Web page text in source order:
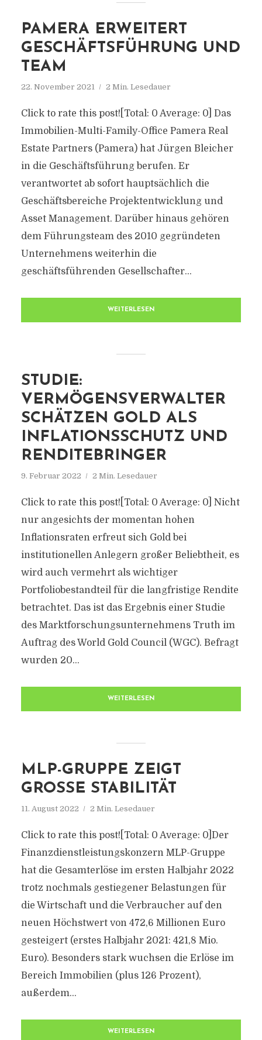
PAMERA ERWEITERT
GESCHÄFTSFÜHRUNG UND
TEAM
22. November 2021 2 Min. Lesedauer
Click to rate this post![Total: 0 Average: 0] Das
Immobilien-Multi-Family-Office Pamera Real
Estate Partners (Pamera) hat Jürgen Bleicher
in die Geschäftsführung berufen. Er
verantwortet ab sofort hauptsächlich die
Geschäftsbereiche Projektentwicklung und
Asset Management. Darüber hinaus gehören
dem Führungsteam des 2010 gegründeten
Unternehmens weiterhin die
geschäftsführenden Gesellschafter...
WEITERLESEN
STUDIE:
VERMÖGENSVERWALTER
SCHÄTZEN GOLD ALS
INFLATIONSSCHUTZ UND
RENDITEBRINGER
9. Februar 2022 2 Min. Lesedauer
Click to rate this post![Total: 0 Average: 0] Nicht
nur angesichts der momentan hohen
Inflationsraten erfreut sich Gold bei
institutionellen Anlegern großer Beliebtheit, es
wird auch vermehrt als wichtiger
Portfoliobestandteil für die langfristige Rendite
betrachtet. Das ist das Ergebnis einer Studie
des Marktforschungsunternehmens Truth im
Auftrag des World Gold Council (WGC). Befragt
wurden 20...
WEITERLESEN
MLP-GRUPPE ZEIGT
GROSSE STABILITÄT
11. August 2022 2 Min. Lesedauer
Click to rate this post![Total: 0 Average: 0]Der
Finanzdienstleistungskonzern MLP-Gruppe
hat die Gesamterlöse im ersten Halbjahr 2022
trotz nochmals gestiegener Belastungen für
die Wirtschaft und die Verbraucher auf den
neuen Höchstwert von 472,6 Millionen Euro
gesteigert (erstes Halbjahr 2021: 421,8 Mio.
Euro). Besonders stark wuchsen die Erlöse im
Bereich Immobilien (plus 126 Prozent),
außerdem...
WEITERLESEN